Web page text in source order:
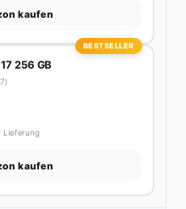
kaufen
BESTSELLER
256 GB
Lieferung
kaufen